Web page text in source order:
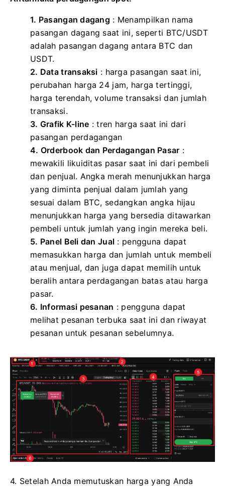
1. Pasangan dagang : Menampilkan nama
pasangan dagang saat ini, seperti BTC/USDT
adalah pasangan dagang antara BTC dan
USDT.
2. Data transaksi : harga pasangan saat ini,
perubahan harga 24 jam, harga tertinggi,
harga terendah, volume transaksi dan jumlah
transaksi.
3. Grafik K-line : tren harga saat ini dari
pasangan perdagangan
4. Orderbook dan Perdagangan Pasar :
mewakili likuiditas pasar saat ini dari pembeli
dan penjual. Angka merah menunjukkan harga
yang diminta penjual dalam jumlah yang
sesuai dalam BTC, sedangkan angka hijau
menunjukkan harga yang bersedia ditawarkan
pembeli untuk jumlah yang ingin mereka beli.
5. Panel Beli dan Jual : pengguna dapat
memasukkan harga dan jumlah untuk membeli
atau menjual, dan juga dapat memilih untuk
beralih antara perdagangan batas atau harga
pasar.
6. Informasi pesanan : pengguna dapat
melihat pesanan terbuka saat ini dan riwayat
pesanan untuk pesanan sebelumnya.
4. Setelah Anda memutuskan harga yang Anda